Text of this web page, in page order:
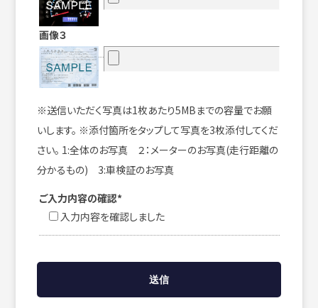
画像３
※送信いただく写真は1枚あたり5MBまでの容量でお願
いします。 ※添付箇所をタップして写真を3枚添付してくだ
さい。 1:全体のお写真 ２：メーターのお写真(走行距離の
分かるもの) 3:車検証のお写真
ご入力内容の確認*
入力内容を確認しました